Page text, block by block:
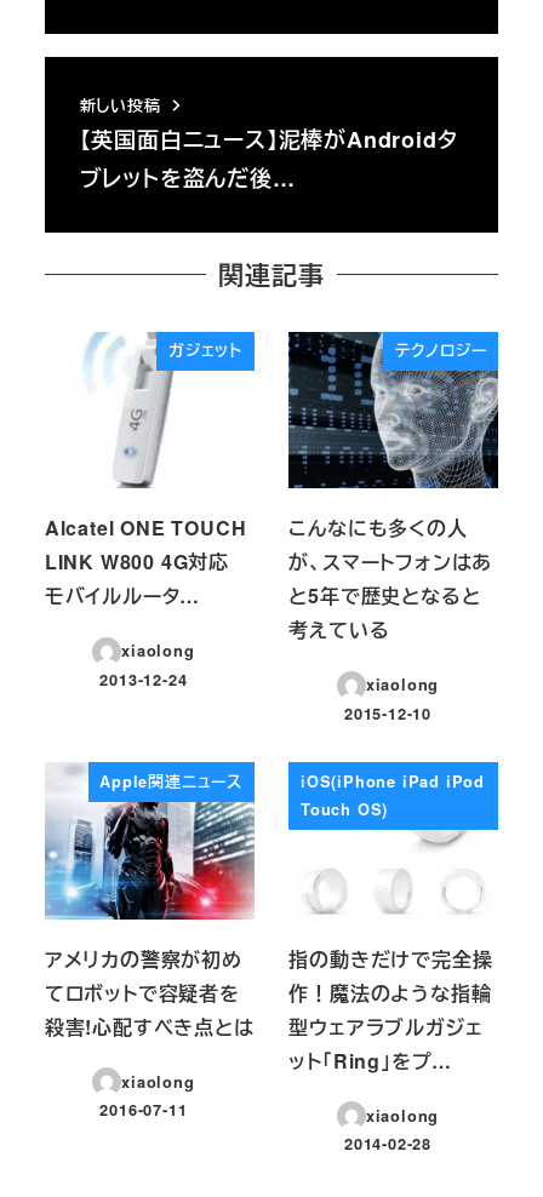
新しい投稿
【英国面白ニュース】泥棒がAndroidタ
ブレットを盗んだ後…
関連記事
ガジェット
Alcatel ONE TOUCH
LINK W800 4G対応
モバイルルータ…
xiaolong
投稿日
2013-12-24
テクノロジー
こんなにも多くの人
が、スマートフォンはあ
と5年で歴史となると
考えている
xiaolong
投稿日
2015-12-10
Apple関連ニュース
アメリカの警察が初め
てロボットで容疑者を
殺害!心配すべき点とは
xiaolong
投稿日
2016-07-11
iOS(iPhone iPad iPod
Touch OS)
指の動きだけで完全操
作！魔法のような指輪
型ウェアラブルガジェ
ット「Ring」をプ…
xiaolong
投稿日
2014-02-28